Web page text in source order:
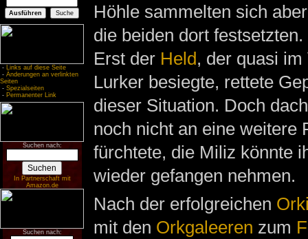
- Links auf diese Seite
- Änderungen an verlinkten
Seiten
- Spezialseiten
- Permanenter Link
Suchen nach:
In Partnerschaft mit
Amazon.de
Suchen nach:
Höhle sammelten sich
die beiden dort festsetzten.
Erst der Held, der quasi
Lurker besiegte, rettete
dieser Situation. Doch
noch nicht an eine weitere
fürchtete, die Miliz könnte
wieder gefangen nehmen.
Nach der erfolgreichen
mit den Orkgaleeren zum